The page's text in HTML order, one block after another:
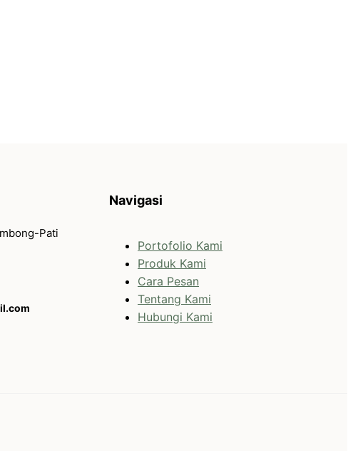
Pati
Navigasi
Portofolio Kami
Produk Kami
Cara Pesan
Tentang Kami
Hubungi Kami